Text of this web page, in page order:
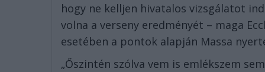
hogy ne kelljen hivatalos vizsgálatot
volna a verseny eredményét – maga
esetében a pontok alapján Massa
„Őszintén szólva vem is emlékszem